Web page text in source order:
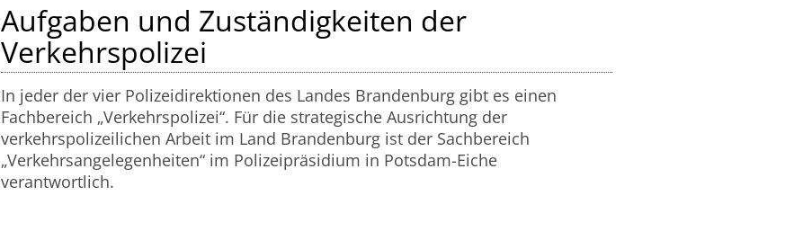
Aufgaben und Zuständigkeiten der
Verkehrspolizei
In jeder der vier Polizeidirektionen des Landes Brandenburg gibt es einen
Fachbereich „Verkehrspolizei“. Für die strategische Ausrichtung der
verkehrspolizeilichen Arbeit im Land Brandenburg ist der Sachbereich
„Verkehrsangelegenheiten“ im Polizeipräsidium in Potsdam-Eiche
verantwortlich.